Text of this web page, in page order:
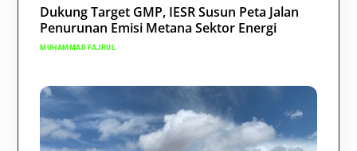
Dukung Target GMP, IESR Susun Peta Jalan
Penurunan Emisi Metana Sektor Energi
MUHAMMAD FAJRUL